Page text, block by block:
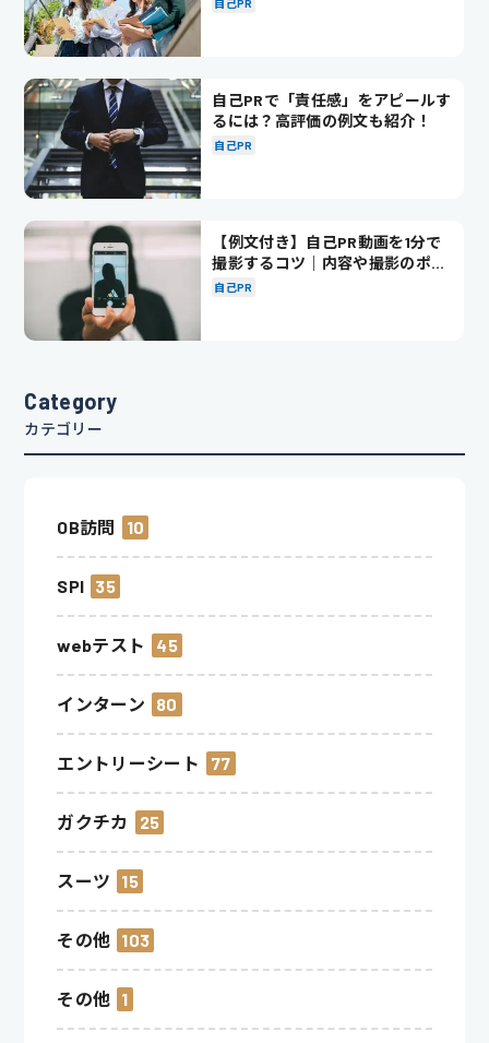
自己PR
自己PRで「責任感」をアピールす
るには？高評価の例文も紹介！
自己PR
【例文付き】自己PR動画を1分で
撮影するコツ｜内容や撮影のポイ
ントも解説
自己PR
Category
カテゴリー
OB訪問 10
SPI 35
webテスト 45
インターン 80
エントリーシート 77
ガクチカ 25
スーツ 15
その他 103
その他 1